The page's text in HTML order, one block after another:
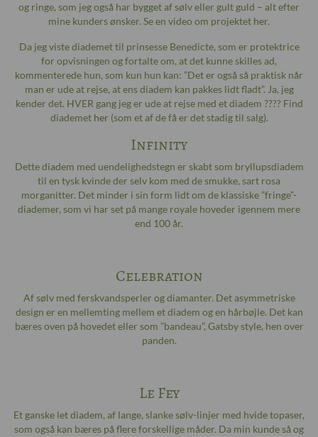
og ringe, som jeg også har bygget af sølv eller gult guld – alt efter
mine kunders ønsker. Se en video om projektet her.
Da jeg viste diademet til prinsesse Benedicte, som er protektrice
for opvisningen og fortalte om, at det kunne skilles ad,
kommenterede hun, som kun hun kan: ”Det er også så praktisk når
man er ude at rejse, at ens diadem kan pakkes lidt fladt”. Ja, jeg
kender det. HVER gang jeg er ude at rejse med et diadem ???? Find
diademet her (som et af de få er det stadig til salg).
Infinity
Dette diadem med uendelighedstegn er skabt som bryllupsdiadem
til en tysk kvinde der selv kom med de smukke, sart rosa
morganitter. Det minder i sin form lidt om de klassiske ”fringe”-
diademer, som vi har set på mange royale hoveder igennem mere
end 100 år.
Celebration
Af sølv med ferskvandsperler og diamanter. Det asymmetriske
design er en mellemting mellem et diadem og en hårbøjle. Det kan
bæres oven på hovedet eller som ”bandeau”, Gatsby style, hen over
panden.
Le Fey
Et ganske let diadem, af lange, slanke sølv-linjer med hvide topaser,
som også kan bæres på flere forskellige måder. Da min kunde så og